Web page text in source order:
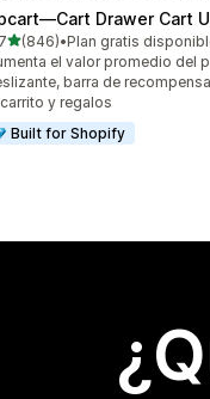
Drawer Cart
de 5 estrellas
(846)
reseñas en total
•Plan gratis
el valor promedio del
barra de
y regalos
Built for Shopify